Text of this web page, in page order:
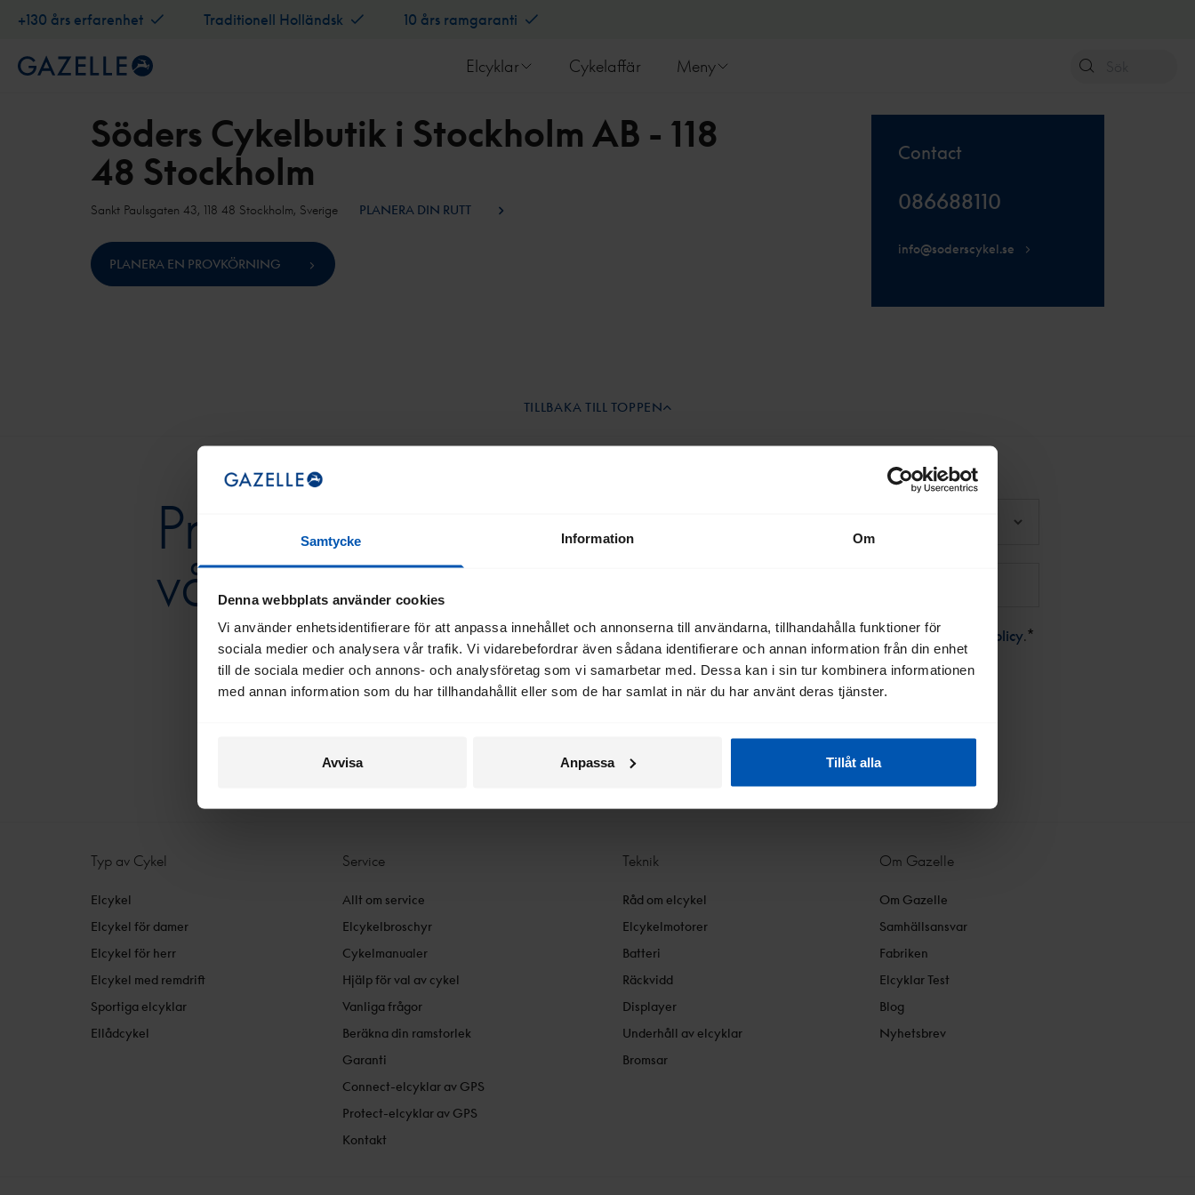
Samtycke Information Om
Denna webbplats använder cookies
Vi använder enhetsidentifierare för att anpassa innehållet och annonserna till användarna, tillhandahålla funktioner för
sociala medier och analysera vår trafik. Vi vidarebefordrar även sådana identifierare och annan information från din enhet
till de sociala medier och annons- och analysföretag som vi samarbetar med. Dessa kan i sin tur kombinera informationen
med annan information som du har tillhandahållit eller som de har samlat in när du har använt deras tjänster.
Avvisa Anpassa Tillåt alla
+130 års erfarenhet Traditionell Holländsk 10 års ramgaranti
Elcyklar Cykelaffär Meny
Söders Cykelbutik i Stockholm AB - 118
48 Stockholm
Sankt Paulsgaten 43, 118 48 Stockholm, Sverige PLANERA DIN RUTT
PLANERA EN PROVKÖRNING
Contact
086688110
info@soderscykel.se
Prenumerera på
vårt nyhetsbrev
Genom att registrera mig godkänner jag Gazelles integritetspolicy.*
TILLBAKA TILL TOPPEN
Typ av Cykel
Elcykel
Elcykel för damer
Elcykel för herr
Elcykel med remdrift
Sportiga elcyklar
Ellådcykel
Service
Allt om service
Elcykelbroschyr
Cykelmanualer
Hjälp för val av cykel
Vanliga frågor
Beräkna din ramstorlek
Garanti
Connect-elcyklar av GPS
Protect-elcyklar av GPS
Kontakt
Teknik
Råd om elcykel
Elcykelmotorer
Batteri
Räckvidd
Displayer
Underhåll av elcyklar
Bromsar
Om Gazelle
Om Gazelle
Samhällsansvar
Fabriken
Elcyklar Test
Blog
Nyhetsbrev